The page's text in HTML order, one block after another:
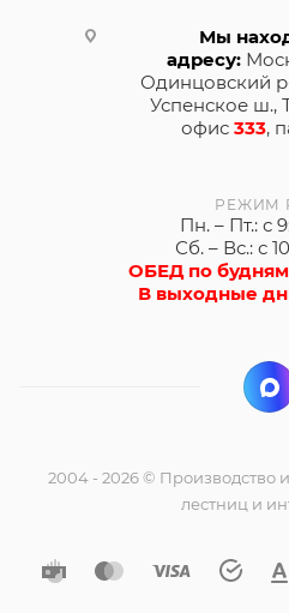
Мы
адресу:
Одинцовский
Успенское ш.,
офис 333,
РЕЖИМ
Пн. – Пт.: с
Сб. – Вс.: с
ОБЕД по
В выходные
2004 - 2026 © Производство
лестниц и